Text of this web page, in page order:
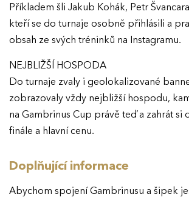
Příkladem šli Jakub Kohák, Petr
kteří se do turnaje osobně přihlásili a
obsah ze svých tréninků na Instagramu.
NEJBLIŽŠÍ HOSPODA
Do turnaje zvaly i geolokalizované
zobrazovaly vždy nejbližší hospodu,
na Gambrinus Cup právě teď a zahrát si
finále a hlavní cenu.
Doplňující informace
Abychom spojení Gambrinusu a šipek